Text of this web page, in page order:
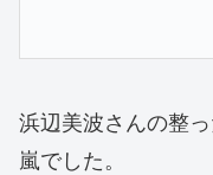
浜辺美波さんの整
嵐でした。